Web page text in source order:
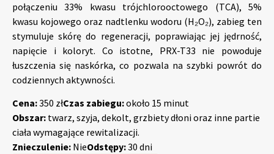
połączeniu 33% kwasu trójchlorooctowego (TCA), 5%
kwasu kojowego oraz nadtlenku wodoru (H₂O₂), zabieg ten
stymuluje skórę do regeneracji, poprawiając jej jędrność,
napięcie i koloryt. Co istotne, PRX-T33 nie powoduje
łuszczenia się naskórka, co pozwala na szybki powrót do
codziennych aktywności.
Cena:350 złCzas zabiegu:około 15 minut
Obszar: twarz, szyja, dekolt, grzbiety dłoni oraz inne partie
ciała wymagające rewitalizacji.
Znieczulenie: NieOdstępy:30 dni